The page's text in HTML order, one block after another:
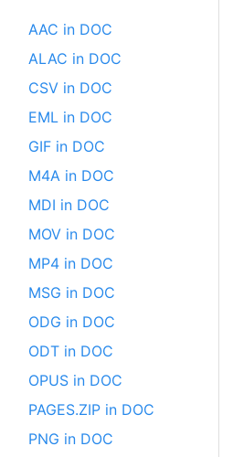
AAC in DOC
ALAC in DOC
CSV in DOC
EML in DOC
GIF in DOC
M4A in DOC
MDI in DOC
MOV in DOC
MP4 in DOC
MSG in DOC
ODG in DOC
ODT in DOC
OPUS in DOC
PAGES.ZIP in DOC
PNG in DOC